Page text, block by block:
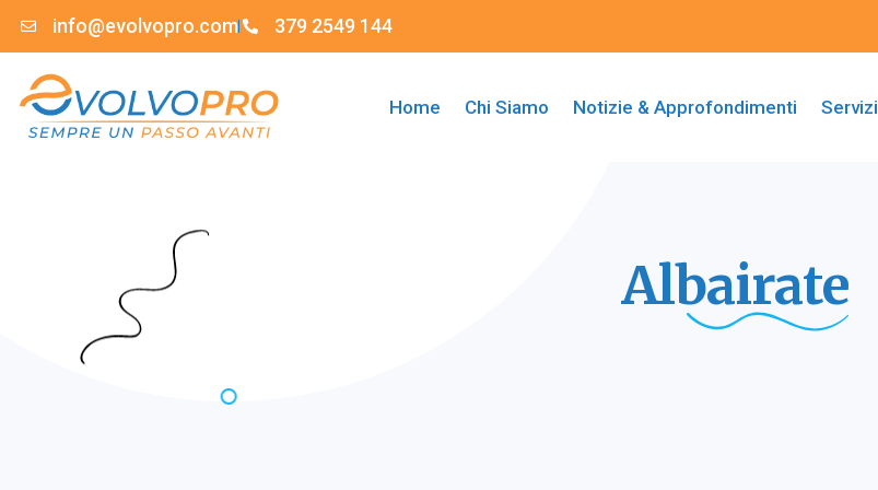
info@evolvopro.com 379 2549 144
Home Chi Siamo Notizie & Approfondimenti Servizi
Albairate